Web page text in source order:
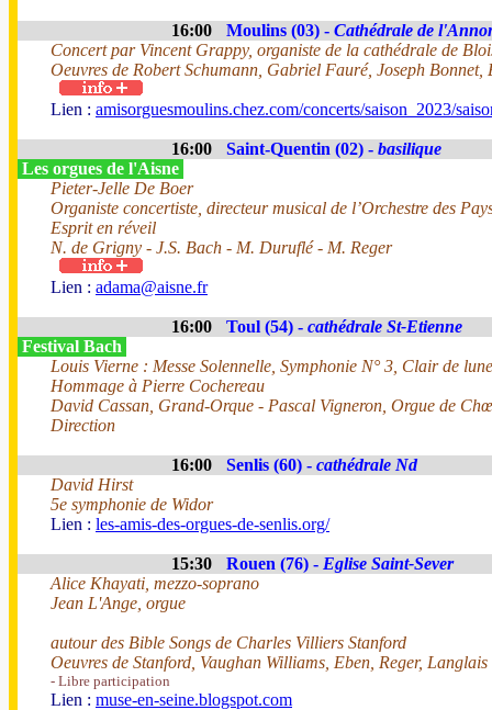
16:00 Moulins (03) - Cathédrale de
Concert par Vincent Grappy, organiste de la cathédrale de
Oeuvres de Robert Schumann, Gabriel Fauré, Joseph
Lien : amisorguesmoulins.chez.com/concerts/saison_2023/
16:00 Saint-Quentin (02) - basilique
Les orgues de l'Aisne
Pieter-Jelle De Boer
Organiste concertiste, directeur musical de l’Orchestre des
Esprit en réveil
N. de Grigny - J.S. Bach - M. Duruflé - M. Reger
Lien : adama@aisne.fr
16:00 Toul (54) - cathédrale St-Etienne
Festival Bach
Louis Vierne : Messe Solennelle, Symphonie N° 3, Clair de
Hommage à Pierre Cochereau
David Cassan, Grand-Orque - Pascal Vigneron, Orgue de
Direction
16:00 Senlis (60) - cathédrale Nd
David Hirst
5e symphonie de Widor
Lien : les-amis-des-orgues-de-senlis.org/
15:30 Rouen (76) - Eglise Saint-Sever
Alice Khayati, mezzo-soprano
Jean L'Ange, orgue
autour des Bible Songs de Charles Villiers Stanford
Oeuvres de Stanford, Vaughan Williams, Eben, Reger, Langlais
- Libre participation
Lien : muse-en-seine.blogspot.com